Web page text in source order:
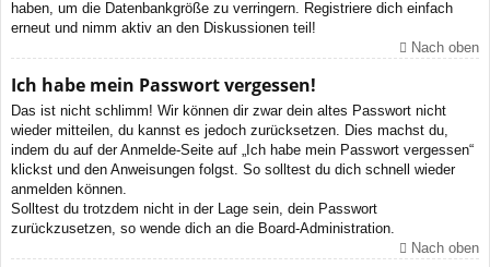
haben, um die Datenbankgröße zu verringern. Registriere dich einfach
erneut und nimm aktiv an den Diskussionen teil!
Nach oben
Ich habe mein Passwort vergessen!
Das ist nicht schlimm! Wir können dir zwar dein altes Passwort nicht
wieder mitteilen, du kannst es jedoch zurücksetzen. Dies machst du,
indem du auf der Anmelde-Seite auf „Ich habe mein Passwort vergessen“
klickst und den Anweisungen folgst. So solltest du dich schnell wieder
anmelden können.
Solltest du trotzdem nicht in der Lage sein, dein Passwort
zurückzusetzen, so wende dich an die Board-Administration.
Nach oben